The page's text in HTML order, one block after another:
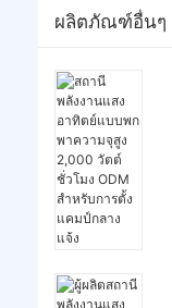
ผลิตภัณฑ์อื่นๆ